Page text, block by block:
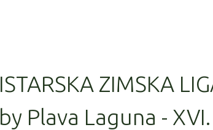
ISTARSKA ZIMSKA
by Plava Laguna -